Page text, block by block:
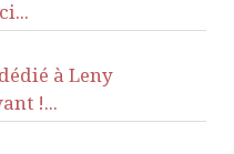
à Leny
!...